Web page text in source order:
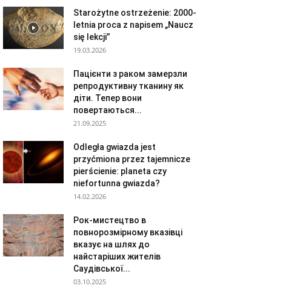
Starożytne ostrzeżenie: 2000-
letnia proca z napisem „Naucz
się lekcji”
19.03.2026
Пацієнти з раком замерзли
репродуктивну тканину як
діти. Тепер вони
повертаються...
21.09.2025
Odległa gwiazda jest
przyćmiona przez tajemnicze
pierścienie: planeta czy
niefortunna gwiazda?
14.02.2026
Рок-мистецтво в
повнорозмірному вказівці
вказує на шлях до
найстаріших жителів
Саудівської...
03.10.2025